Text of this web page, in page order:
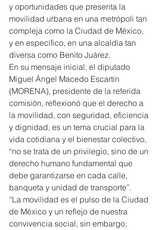
y oportunidades que presenta la
movilidad urbana en una metrópoli tan
compleja como la Ciudad de México,
y en específico, en una alcaldía tan
diversa como Benito Juárez.
En su mensaje inicial, el diputado
Miguel Ángel Macedo Escartín
(MORENA), presidente de la referida
comisión, reflexionó que el derecho a
la movilidad, con seguridad, eficiencia
y dignidad, es un tema crucial para la
vida cotidiana y el bienestar colectivo,
“no se trata de un privilegio, sino de un
derecho humano fundamental que
debe garantizarse en cada calle,
banqueta y unidad de transporte”.
“La movilidad es el pulso de la Ciudad
de México y un reflejo de nuestra
convivencia social, sin embargo,